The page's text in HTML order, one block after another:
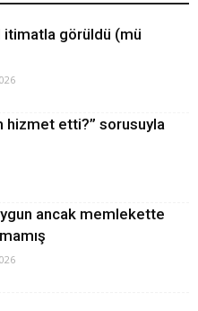
itimatla görüldü (mü
hizmet etti?” sorusuyla
ancak memlekette